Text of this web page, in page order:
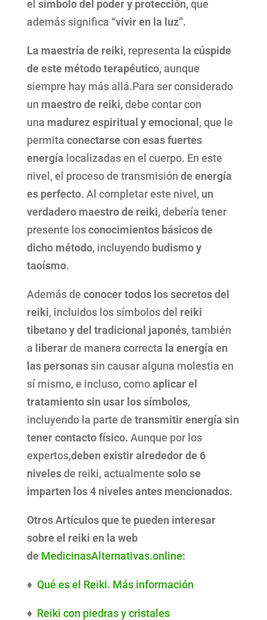
el símbolo del poder y protección, que
además significa “vivir en la luz”.
La maestría de reiki, representa la cúspide
de este método terapéutico, aunque
siempre hay más allá.Para ser considerado
un maestro de reiki,debe contar con
una madurez espiritual y emocional, que le
permita conectarse con esas fuertes
energía localizadas en el cuerpo. En este
nivel, el proceso de transmisión de energía
es perfecto. Al completar este nivel, un
verdadero maestro de reiki, debería tener
presente losconocimientos básicos de
dicho método, incluyendo budismo y
taoísmo.
Además de conocer todos los secretos del
reiki, incluidos los símbolos del reiki
tibetano y del tradicional japonés, también
a liberarde manera correcta la energía en
las personassin causar alguna molestia en
sí mismo, e incluso, comoaplicar el
tratamiento sin usar los símbolos,
incluyendo la parte de transmitir energía sin
tener contacto físico. Aunque por los
expertos,deben existir alrededor de 6
nivelesde reiki, actualmente solo se
imparten los 4 niveles antes mencionados.
Otros Artículos que te pueden interesar
sobre el reiki en la web
de MedicinasAlternativas.online:
♦ Qué es el Reiki. Más información
♦ Reiki con piedras y cristales